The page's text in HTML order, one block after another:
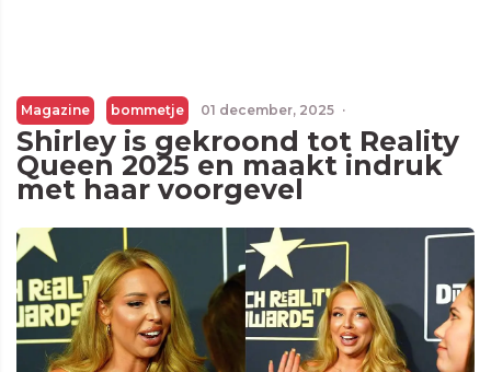
Magazine bommetje 01 december, 2025 ·
Shirley is gekroond tot Reality
Queen 2025 en maakt indruk
met haar voorgevel